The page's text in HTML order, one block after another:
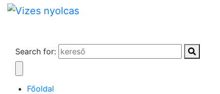
Search for:
Főoldal